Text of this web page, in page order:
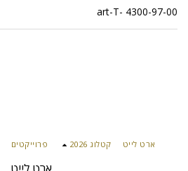
art-T- 4300-97-00
ארט לייט קטלוג 2026 פרוייקטים